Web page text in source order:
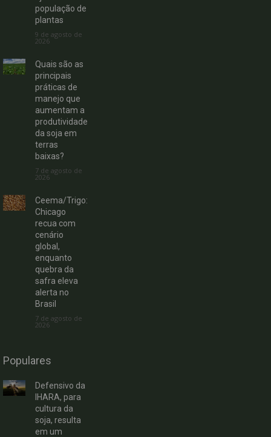
população de
plantas
9 de agosto de
2026
Quais são as
principais
práticas de
manejo que
aumentam a
produtividade
da soja em
terras
baixas?
7 de agosto de
2026
Ceema/Trigo:
Chicago
recua com
cenário
global,
enquanto
quebra da
safra eleva
alerta no
Brasil
7 de agosto de
2026
Populares
Defensivo da
IHARA, para
cultura da
soja, resulta
em um